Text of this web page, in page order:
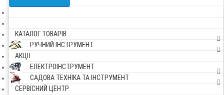
КАТАЛОГ ТОВАРІВ
РУЧНИЙ ІНСТРУМЕНТ
АКЦІЇ
ЕЛЕКТРОІНСТРУМЕНТ
САДОВА ТЕХНІКА ТА ІНСТРУМЕНТ
СЕРВІСНИЙ ЦЕНТР